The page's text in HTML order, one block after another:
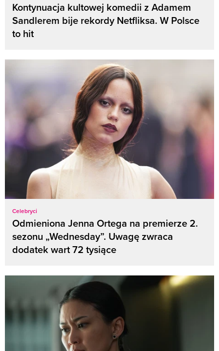
Kontynuacja kultowej komedii z Adamem
Sandlerem bije rekordy Netfliksa. W Polsce
to hit
Celebryci
Odmieniona Jenna Ortega na premierze 2.
sezonu „Wednesday”. Uwagę zwraca
dodatek wart 72 tysiące